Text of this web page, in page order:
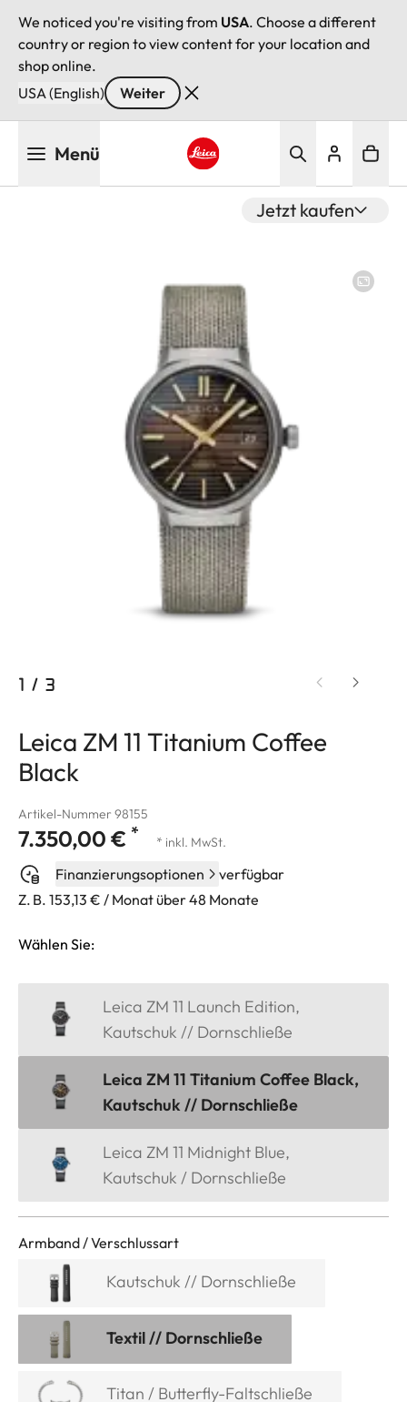
We noticed you're visiting from USA. Choose a different
country or region to view content for your location and
shop online.
USA (English)
Weiter
Menü
Jetzt kaufen
1 / 3
Leica ZM 11 Titanium Coffee
Black
Artikel-Nummer 98155
7.350,00 € * * inkl. MwSt.
Finanzierungsoptionen
verfügbar
Z. B. 153,13 € / Monat über 48 Monate
Wählen Sie:
Leica ZM 11 Launch Edition,
Kautschuk // Dornschließe
Leica ZM 11 Titanium Coffee Black,
Kautschuk // Dornschließe
Leica ZM 11 Midnight Blue,
Kautschuk / Dornschließe
Armband / Verschlussart
Kautschuk // Dornschließe
Textil // Dornschließe
Titan / Butterfly-Faltschließe